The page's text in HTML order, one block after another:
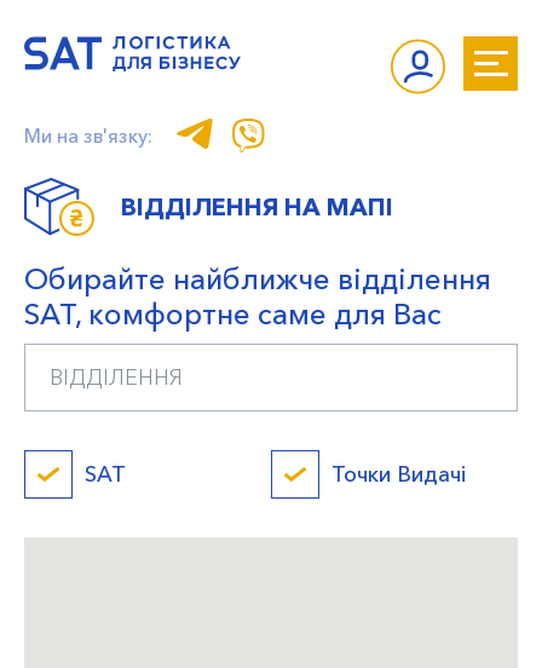
Ми на зв'язку:
ВІДДІЛЕННЯ НА МАПІ
Обирайте найближче відділення
SAT, комфортне саме для Вас
SAT Точки Видачі